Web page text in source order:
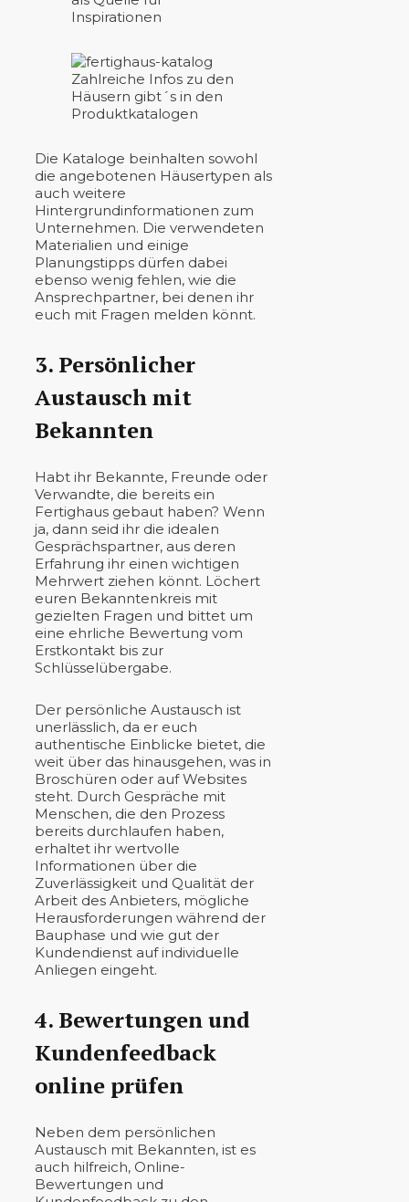
Inspirationen
Zahlreiche Infos zu den
Häusern gibt´s in den
Produktkatalogen
Die Kataloge beinhalten sowohl
die angebotenen Häusertypen als
auch weitere
Hintergrundinformationen zum
Unternehmen. Die verwendeten
Materialien und einige
Planungstipps dürfen dabei
ebenso wenig fehlen, wie die
Ansprechpartner, bei denen ihr
euch mit Fragen melden könnt.
3. Persönlicher
Austausch mit
Bekannten
Habt ihr Bekannte, Freunde oder
Verwandte, die bereits ein
Fertighaus gebaut haben? Wenn
ja, dann seid ihr die idealen
Gesprächspartner, aus deren
Erfahrung ihr einen wichtigen
Mehrwert ziehen könnt. Löchert
euren Bekanntenkreis mit
gezielten Fragen und bittet um
eine ehrliche Bewertung vom
Erstkontakt bis zur
Schlüsselübergabe.
Der persönliche Austausch ist
unerlässlich, da er euch
authentische Einblicke bietet, die
weit über das hinausgehen, was in
Broschüren oder auf Websites
steht. Durch Gespräche mit
Menschen, die den Prozess
bereits durchlaufen haben,
erhaltet ihr wertvolle
Informationen über die
Zuverlässigkeit und Qualität der
Arbeit des Anbieters, mögliche
Herausforderungen während der
Bauphase und wie gut der
Kundendienst auf individuelle
Anliegen eingeht.
4. Bewertungen und
Kundenfeedback
online prüfen
Neben dem persönlichen
Austausch mit Bekannten, ist es
auch hilfreich, Online-
Bewertungen und